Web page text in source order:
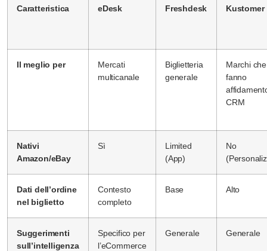
Caratteristica eDesk Freshdesk Kustomer
Il meglio per
Mercati
multicanale
Biglietteria
generale
Marchi che
fanno
CRM
Nativi
Amazon/eBay
Sì
Limited
(App)
No
Dati dell’ordine
nel biglietto
Contesto
completo
Base Alto
Suggerimenti
sull’intelligenza
Specifico per
l’eCommerce
Generale Generale